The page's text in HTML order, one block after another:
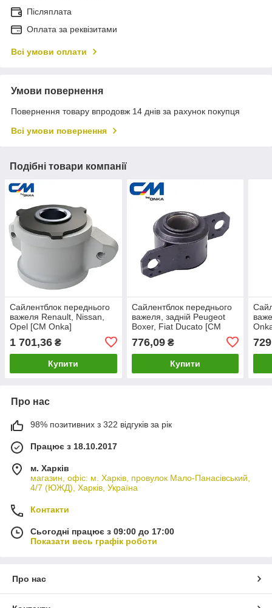
Післяплата
Оплата за реквізитами
Всі умови оплати
Умови повернення
Повернення товару впродовж 14 днів за рахунок покупця
Всі умови повернення
Подібні товари компанії
Сайлентблок переднього
важеля Renault, Nissan,
Opel [CM Onka]
1 701,36 ₴
Купити
Сайлентблок переднього
важеля, задній Peugeot
Boxer, Fiat Ducato [CM
776,09₴
Купити
Про нас
98% позитивних з 322 відгуків за рік
Працює з 18.10.2017
м. Харків
магазин, офіс: м. Харків, провулок Мало-Панасівський,
4/7 (ЮЖД), Харків, Україна
Контакти
Сьогодні працює з 09:00 до 17:00
Показати весь графік роботи
Про нас